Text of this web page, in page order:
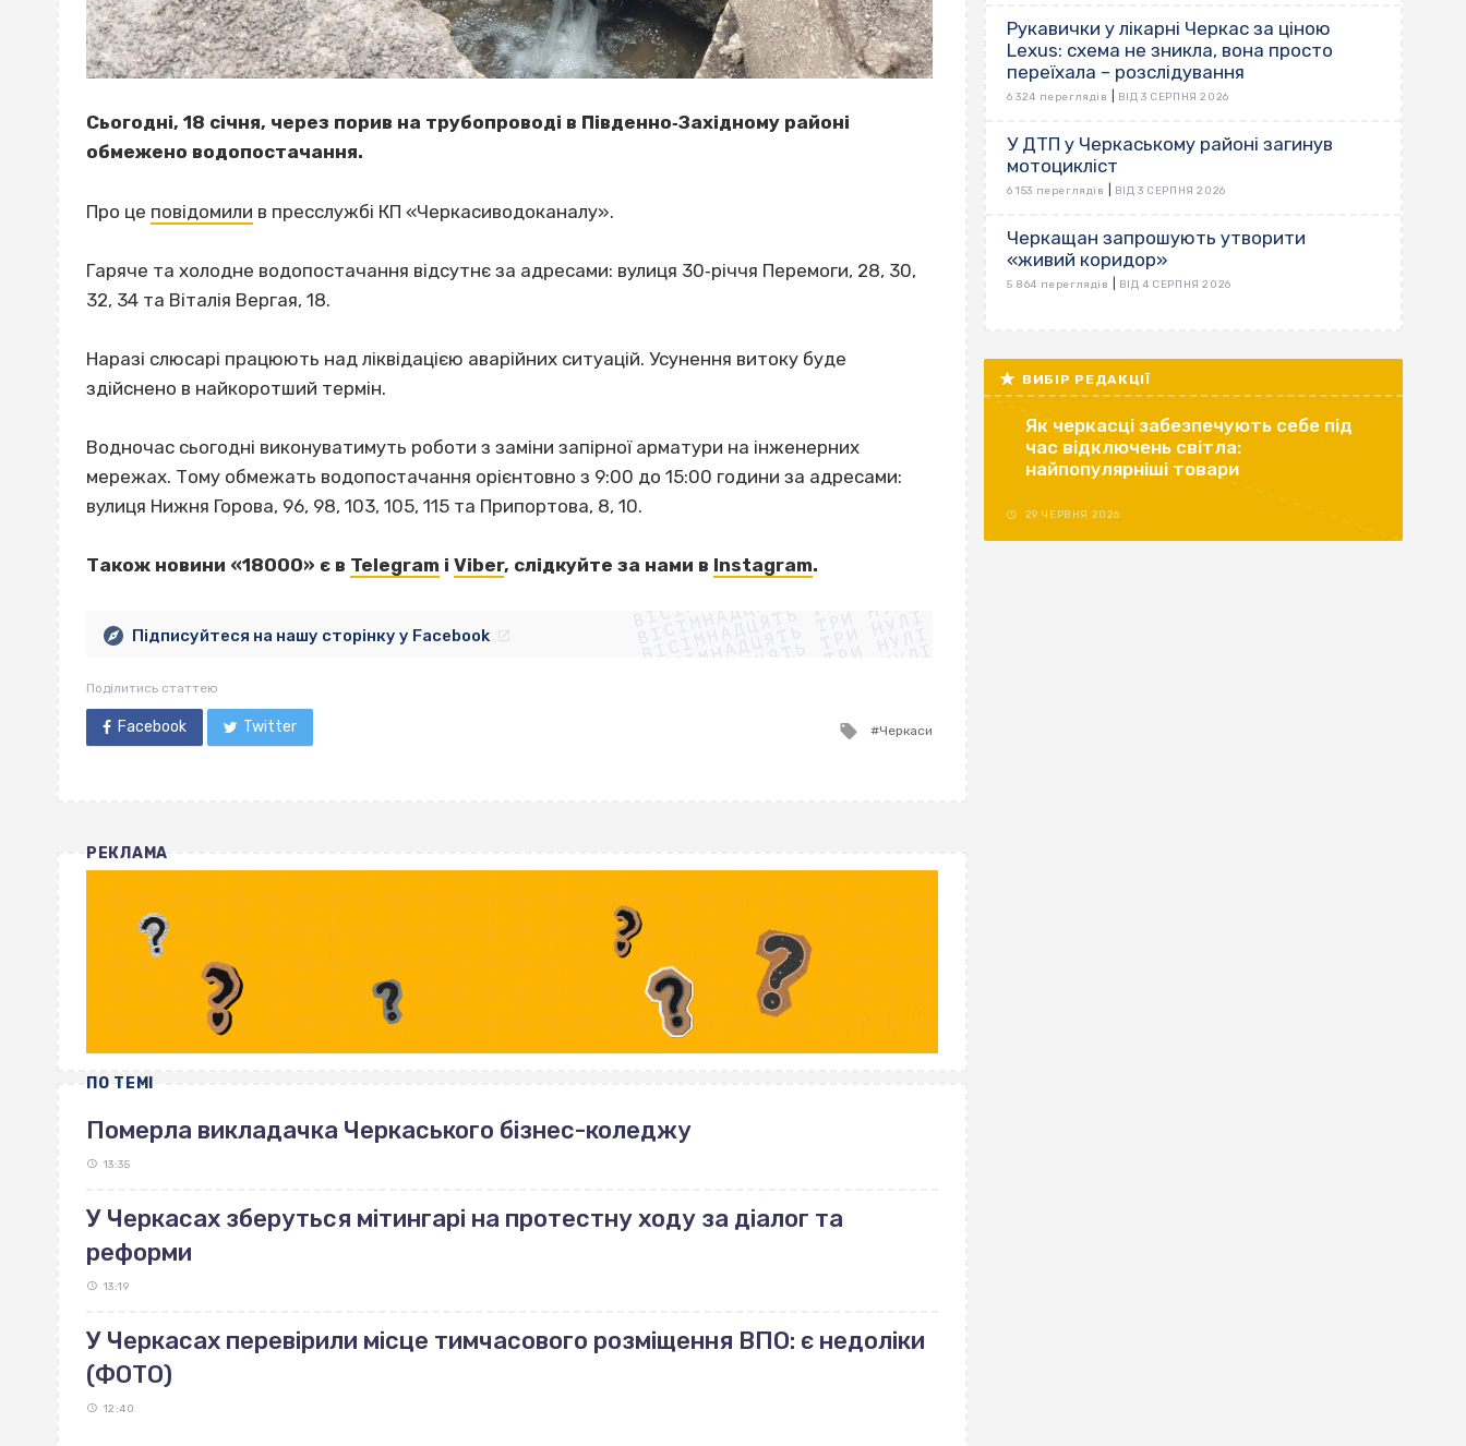
Сьогодні, 18 січня, через порив на трубопроводі в Південно‐Західному районі
обмежено водопостачання.
Про це повідомили в пресслужбі КП «Черкасиводоканалу».
Гаряче та холодне водопостачання відсутнє за адресами: вулиця 30‐річчя Перемоги, 28, 30,
32, 34 та Віталія Вергая, 18.
Наразі слюсарі працюють над ліквідацією аварійних ситуацій. Усунення витоку буде
здійснено в найкоротший термін.
Водночас сьогодні виконуватимуть роботи з заміни запірної арматури на інженерних
мережах. Тому обмежать водопостачання орієнтовно з 9:00 до 15:00 години за адресами:
вулиця Нижня Горова, 96, 98, 103, 105, 115 та Припортова, 8, 10.
Також новини «18000» є в Telegram і Viber, слідкуйте за нами в Instagram.
ВІСІМНАДЦЯТЬ ТРИ НУЛІ
ВІСІМНАДЦЯТЬ ТРИ НУЛІ
ВІСІМНАДЦЯТЬ ТРИ НУЛІ
ВІСІМНАДЦЯТЬ ТРИ НУЛІ
ВІСІМНАДЦЯТЬ ТРИ НУЛІ
ВІСІМНАДЦЯТЬ ТРИ НУЛІ
ВІСІМНАДЦЯТЬ ТРИ НУЛІ
ВІСІМНАДЦЯТЬ ТРИ НУЛІ
Підписуйтеся на нашу сторінку у Facebook
Поділитись статтею
Facebook Twitter
Tagged
Черкаси
РЕКЛАМА
ПО ТЕМІ
Померла викладачка Черкаського бізнес-коледжу
13:35
У Черкасах зберуться мітингарі на протестну ходу за діалог та
реформи
13:19
У Черкасах перевірили місце тимчасового розміщення ВПО: є недоліки
(ФОТО)
12:40
Рукавички у лікарні Черкас за ціною
Lexus: схема не зникла, вона просто
переїхала – розслідування
6 324 переглядів ВІД 3 СЕРПНЯ 2026
У ДТП у Черкаському районі загинув
мотоцикліст
6 153 переглядів ВІД 3 СЕРПНЯ 2026
Черкащан запрошують утворити
«живий коридор»
5 864 переглядів ВІД 4 СЕРПНЯ 2026
ВИБІР РЕДАКЦІЇ
Як черкасці забезпечують себе під
час відключень світла:
найпопулярніші товари
29 ЧЕРВНЯ 2026